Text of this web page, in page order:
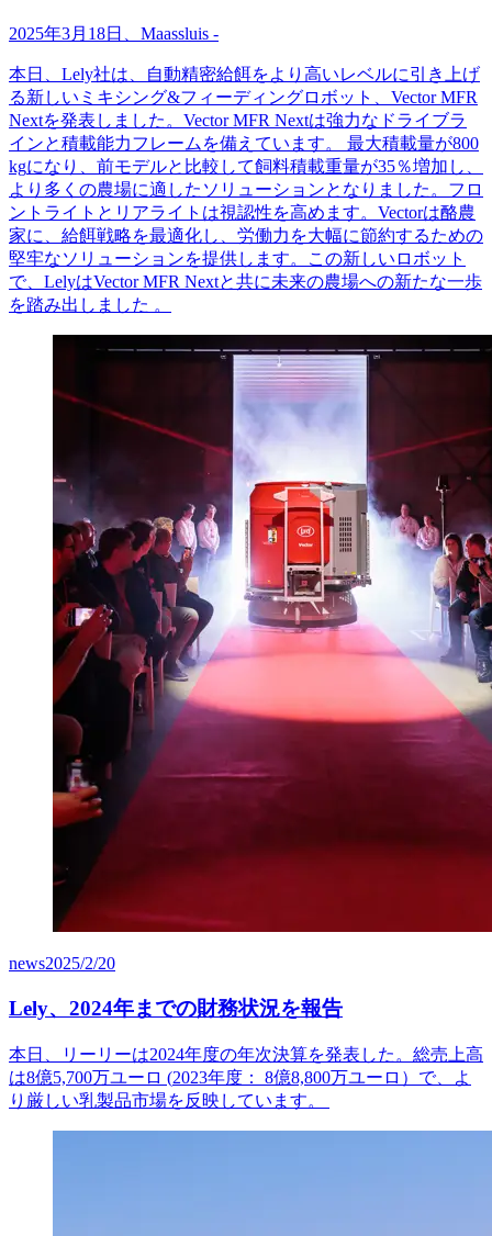
2025年3月 18日、 Maassluis -
本日、 Lely社は、自動精密給餌をより高いレベルに引き上げ
る新しいミキシング&フィーディングロボット、 Vector MFR
Nextを発表しました。 Vector MFR Nextは強力なドライブラ
インと積載能力フレームを備えています。
最大積載量が800
kgになり、前モデルと比較して飼料積載重量が35％増加し、
より多くの農場に適したソリューションとなりました。フロ
ントライトとリアライトは視認性を高めます。 Vectorは酪農
家に、給餌戦略を最適化し、労働力を大幅に節約するための
堅牢なソリューションを提供します。この新しいロボット
で、 LelyはVector MFR Nextと共に未来の農場への新たな一歩
を踏み出しました 。
news2025/2/20
Lely、2024年までの財務状況を報告
本日、リーリーは2024年度の年次決算を発表した。総売上高
は8億5,700万ユーロ (2023年度 ： 8億8,800万ユーロ ） で、よ
り厳しい乳製品市場を反映しています。